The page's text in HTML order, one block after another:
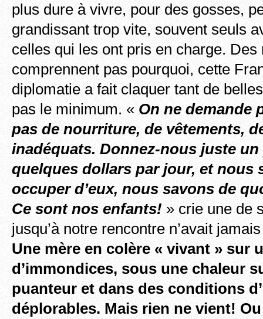
plus dure à vivre, pour des gosses,
grandissant trop vite, souvent seuls
celles qui les ont pris en charge. Des
comprennent pas pourquoi, cette
diplomatie a fait claquer tant de
pas le minimum. « On ne demande
pas de nourriture, de vêtements,
inadéquats. Donnez-nous juste un
quelques dollars par jour, et nous
occuper d’eux, nous savons de
Ce sont nos enfants! » crie une de
jusqu’à notre rencontre n’avait
Une mère en colère « vivant » sur
d’immondices, sous une chaleur
puanteur et dans des conditions
déplorables. Mais rien ne vient!